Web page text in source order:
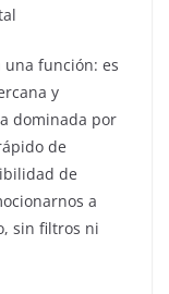
función: es
y
dominada por
de
de
a
sin filtros ni